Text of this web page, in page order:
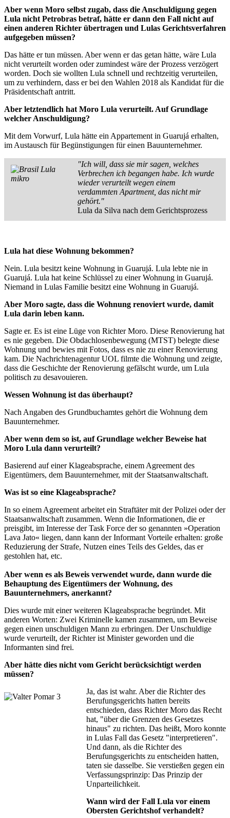
Aber wenn Moro selbst zugab, dass die Anschuldigung gegen
Lula nicht Petrobras betraf, hätte er dann den Fall nicht auf
einen anderen Richter übertragen und Lulas Gerichtsverfahren
aufgegeben müssen?
Das hätte er tun müssen. Aber wenn er das getan hätte, wäre Lula
nicht verurteilt worden oder zumindest wäre der Prozess verzögert
worden. Doch sie wollten Lula schnell und rechtzeitig verurteilen,
um zu verhindern, dass er bei den Wahlen 2018 als Kandidat für die
Präsidentschaft antritt.
Aber letztendlich hat Moro Lula verurteilt. Auf Grundlage
welcher Anschuldigung?
Mit dem Vorwurf, Lula hätte ein Appartement in Guarujá erhalten,
im Austausch für Begünstigungen für einen Bauunternehmer.
"Ich will, dass sie mir sagen, welches
Verbrechen ich begangen habe. Ich wurde
wieder verurteilt wegen einem
verdammten Apartment, das nicht mir
gehört."
Lula da Silva nach dem Gerichtsprozess
Lula hat diese Wohnung bekommen?
Nein. Lula besitzt keine Wohnung in Guarujá. Lula lebte nie in
Guarujá. Lula hat keine Schlüssel zu einer Wohnung in Guarujá.
Niemand in Lulas Familie besitzt eine Wohnung in Guarujá.
Aber Moro sagte, dass die Wohnung renoviert wurde, damit
Lula darin leben kann.
Sagte er. Es ist eine Lüge von Richter Moro. Diese Renovierung hat
es nie gegeben. Die Obdachlosenbewegung (MTST) belegte diese
Wohnung und bewies mit Fotos, dass es nie zu einer Renovierung
kam. Die Nachrichtenagentur UOL filmte die Wohnung und zeigte,
dass die Geschichte der Renovierung gefälscht wurde, um Lula
politisch zu desavouieren.
Wessen Wohnung ist das überhaupt?
Nach Angaben des Grundbuchamtes gehört die Wohnung dem
Bauunternehmer.
Aber wenn dem so ist, auf Grundlage welcher Beweise hat
Moro Lula dann verurteilt?
Basierend auf einer Klageabsprache, einem Agreement des
Eigentümers, dem Bauunternehmer, mit der Staatsanwaltschaft.
Was ist so eine Klageabsprache?
In so einem Agreement arbeitet ein Straftäter mit der Polizei oder der
Staatsanwaltschaft zusammen. Wenn die Informationen, die er
preisgibt, im Interesse der Task Force der so genannten »Operation
Lava Jato« liegen, dann kann der Informant Vorteile erhalten: große
Reduzierung der Strafe, Nutzen eines Teils des Geldes, das er
gestohlen hat, etc.
Aber wenn es als Beweis verwendet wurde, dann wurde die
Behauptung des Eigentümers der Wohnung, des
Bauunternehmers, anerkannt?
Dies wurde mit einer weiteren Klageabsprache begründet. Mit
anderen Worten: Zwei Kriminelle kamen zusammen, um Beweise
gegen einen unschuldigen Mann zu erbringen. Der Unschuldige
wurde verurteilt, der Richter ist Minister geworden und die
Informanten sind frei.
Aber hätte dies nicht vom Gericht berücksichtigt werden
müssen?
Ja, das ist wahr. Aber die Richter des
Berufungsgerichts hatten bereits
entschieden, dass Richter Moro das Recht
hat, "über die Grenzen des Gesetzes
hinaus" zu richten. Das heißt, Moro konnte
in Lulas Fall das Gesetz "interpretieren".
Und dann, als die Richter des
Berufungsgerichts zu entscheiden hatten,
taten sie dasselbe. Sie verstießen gegen ein
Verfassungsprinzip: Das Prinzip der
Unparteilichkeit.
Wann wird der Fall Lula vor einem
Obersten Gerichtshof verhandelt?